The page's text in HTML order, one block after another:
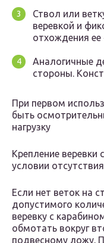
Ствол или
веревкой и
отхождения
Аналогичные
стороны.
При первом
быть
нагрузку
Крепление веревки
условии
Если нет веток на
допустимого
веревку с
обмотать вокруг
подвесному ложу.